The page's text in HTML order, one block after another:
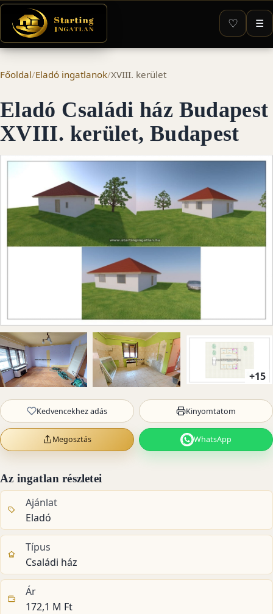
♡ ☰
Főoldal/Eladó ingatlanok/XVIII. kerület
Eladó Családi ház Budapest
XVIII. kerület, Budapest
+15
Kedvencekhez adás Kinyomtatom
Megosztás WhatsApp
Az ingatlan részletei
Ajánlat
Eladó
Típus
Családi ház
Ár
172,1 M Ft